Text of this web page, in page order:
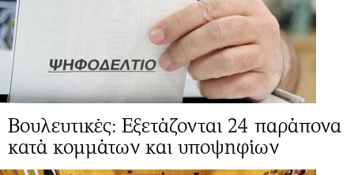
Βουλευτικές: Eξετάζονται 24 παράπονα
κατά κομμάτων και υποψηφίων